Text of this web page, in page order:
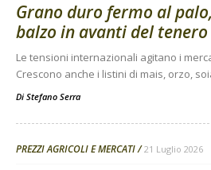
Grano duro fermo al palo,
balzo in avanti del tenero
Le tensioni internazionali agitano i
Crescono anche i listini di mais, orzo,
Di Stefano Serra
PREZZI AGRICOLI E MERCATI 21 Luglio 2026